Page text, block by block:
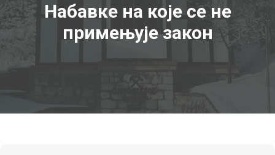
Набавке на које се не
примењује закон